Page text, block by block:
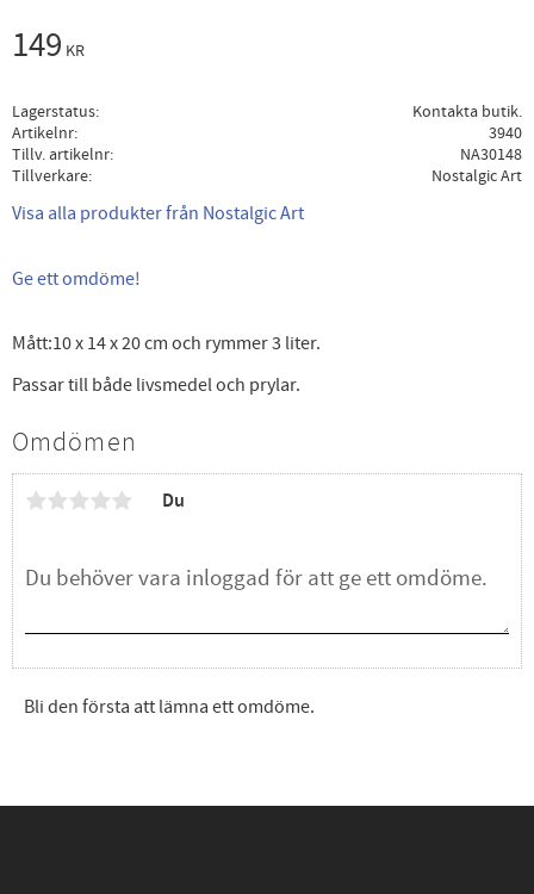
149 KR
Lagerstatus
Kontakta butik.
Artikelnr
3940
Tillv. artikelnr
NA30148
Tillverkare
Nostalgic Art
Visa alla produkter från Nostalgic Art
Ge ett omdöme!
Mått:10 x 14 x 20 cm och rymmer 3 liter.
Passar till både livsmedel och prylar.
Omdömen
Du
Bli den första att lämna ett omdöme.